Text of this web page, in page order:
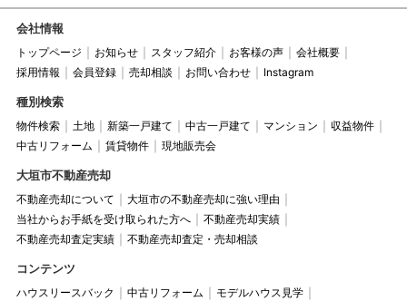
会社情報
トップページ お知らせ スタッフ紹介 お客様の声
会社概要
採用情報
会員登録 売却相談 お問い合わせ Instagram
種別検索
物件検索 土地 新築一戸建て 中古一戸建て マンション
収益物件
中古リフォーム
賃貸物件 現地販売会
大垣市不動産売却
不動産売却について
大垣市の不動産売却に強い理由
当社からお手紙を受け取られた方へ
不動産売却実績
不動産売却査定実績
不動産売却査定・売却相談
コンテンツ
ハウスリースバック 中古リフォーム
モデルハウス見学